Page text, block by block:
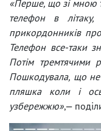
«Перше, що зі мною
телефон в
прикордонників
Телефон все-таки
Потім тремтячими
Пошкодувала, що не
пляшка коли і
узбережжю»,—